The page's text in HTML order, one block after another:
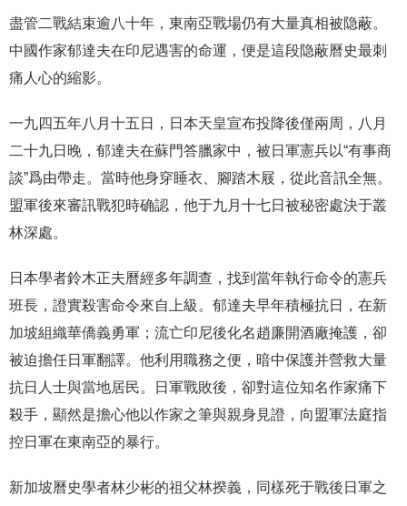
盡管二戰結束逾八十年，東南亞戰場仍有大量真相被隐蔽。
中國作家郁達夫在印尼遇害的命運，便是這段隐蔽曆史最刺
痛人心的縮影。
一九四五年八月十五日，日本天皇宣布投降後僅兩周，八月
二十九日晚，郁達夫在蘇門答臘家中，被日軍憲兵以“有事商
談”爲由帶走。當時他身穿睡衣、腳踏木屐，從此音訊全無。
盟軍後來審訊戰犯時确認，他于九月十七日被秘密處決于叢
林深處。
日本學者鈴木正夫曆經多年調查，找到當年執行命令的憲兵
班長，證實殺害命令來自上級。郁達夫早年積極抗日，在新
加坡組織華僑義勇軍；流亡印尼後化名趙廉開酒廠掩護，卻
被迫擔任日軍翻譯。他利用職務之便，暗中保護并營救大量
抗日人士與當地居民。日軍戰敗後，卻對這位知名作家痛下
殺手，顯然是擔心他以作家之筆與親身見證，向盟軍法庭指
控日軍在東南亞的暴行。
新加坡曆史學者林少彬的祖父林揆義，同樣死于戰後日軍之